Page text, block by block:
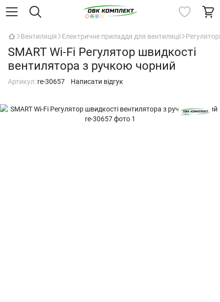
Вентиляція Електричне приладдя для вентиляції
SMART Wi-Fi Регулятор швидкості
вентилятора з ручкою чорний
Артикул: re-30657 Написати відгук